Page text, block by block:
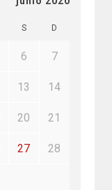
S D
6 7
13 14
20 21
27 28